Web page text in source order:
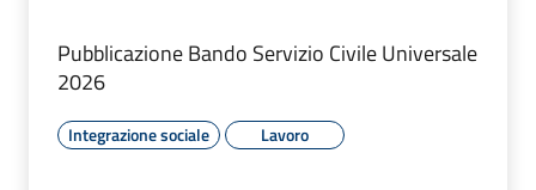
Pubblicazione Bando Servizio Civile Universale
2026
Integrazione sociale Lavoro